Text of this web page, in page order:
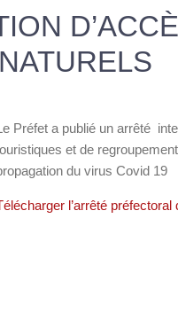
Préfet a publié un arrêté
et de
du virus Covid 19
l’arrêté